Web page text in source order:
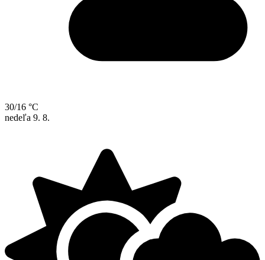
30/16 °C
nedeľa 9. 8.